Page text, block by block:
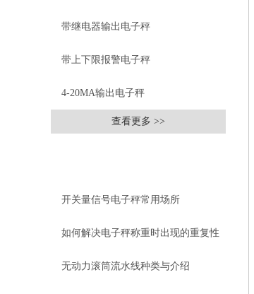
带继电器输出电子秤
带上下限报警电子秤
4-20MA输出电子秤
查看更多 >>
开关量信号电子秤常用场所
如何解决电子秤称重时出现的重复性
误差
无动力滚筒流水线种类与介绍